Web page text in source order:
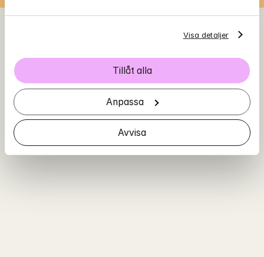
Visa detaljer
Tillåt alla
Anpassa
Avvisa